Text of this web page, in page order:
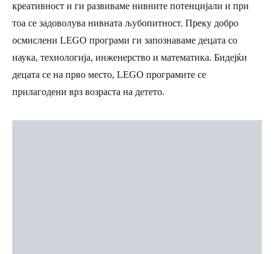
креативност и ги развиваме нивните потенцијали и при
тоа се задоволува нивната љубопитност. Преку добро
осмислени LEGO програми ги запознаваме децата со
наука, технологија, инженерство и математика. Бидејќи
децата се на прво место, LEGO програмите се
прилагодени врз возраста на детето.